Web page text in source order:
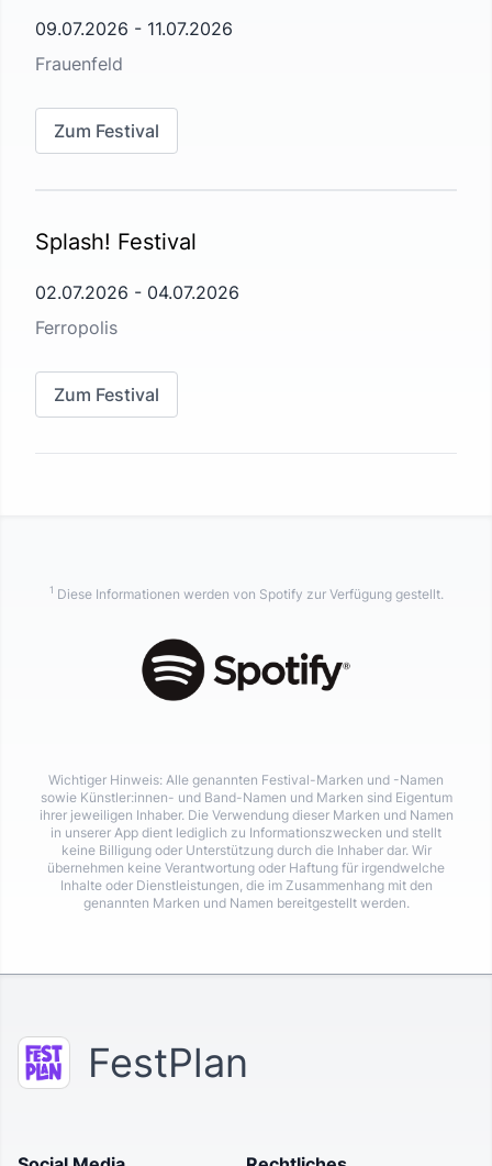
09.07.2026 - 11.07.2026
Frauenfeld
Zum Festival
Splash! Festival
02.07.2026 - 04.07.2026
Ferropolis
Zum Festival
1 Diese Informationen werden von Spotify zur Verfügung gestellt.
Wichtiger Hinweis: Alle genannten Festival-Marken und -Namen
sowie Künstler:innen- und Band-Namen und Marken sind Eigentum
ihrer jeweiligen Inhaber. Die Verwendung dieser Marken und Namen
in unserer App dient lediglich zu Informationszwecken und stellt
keine Billigung oder Unterstützung durch die Inhaber dar. Wir
übernehmen keine Verantwortung oder Haftung für irgendwelche
Inhalte oder Dienstleistungen, die im Zusammenhang mit den
genannten Marken und Namen bereitgestellt werden.
FestPlan